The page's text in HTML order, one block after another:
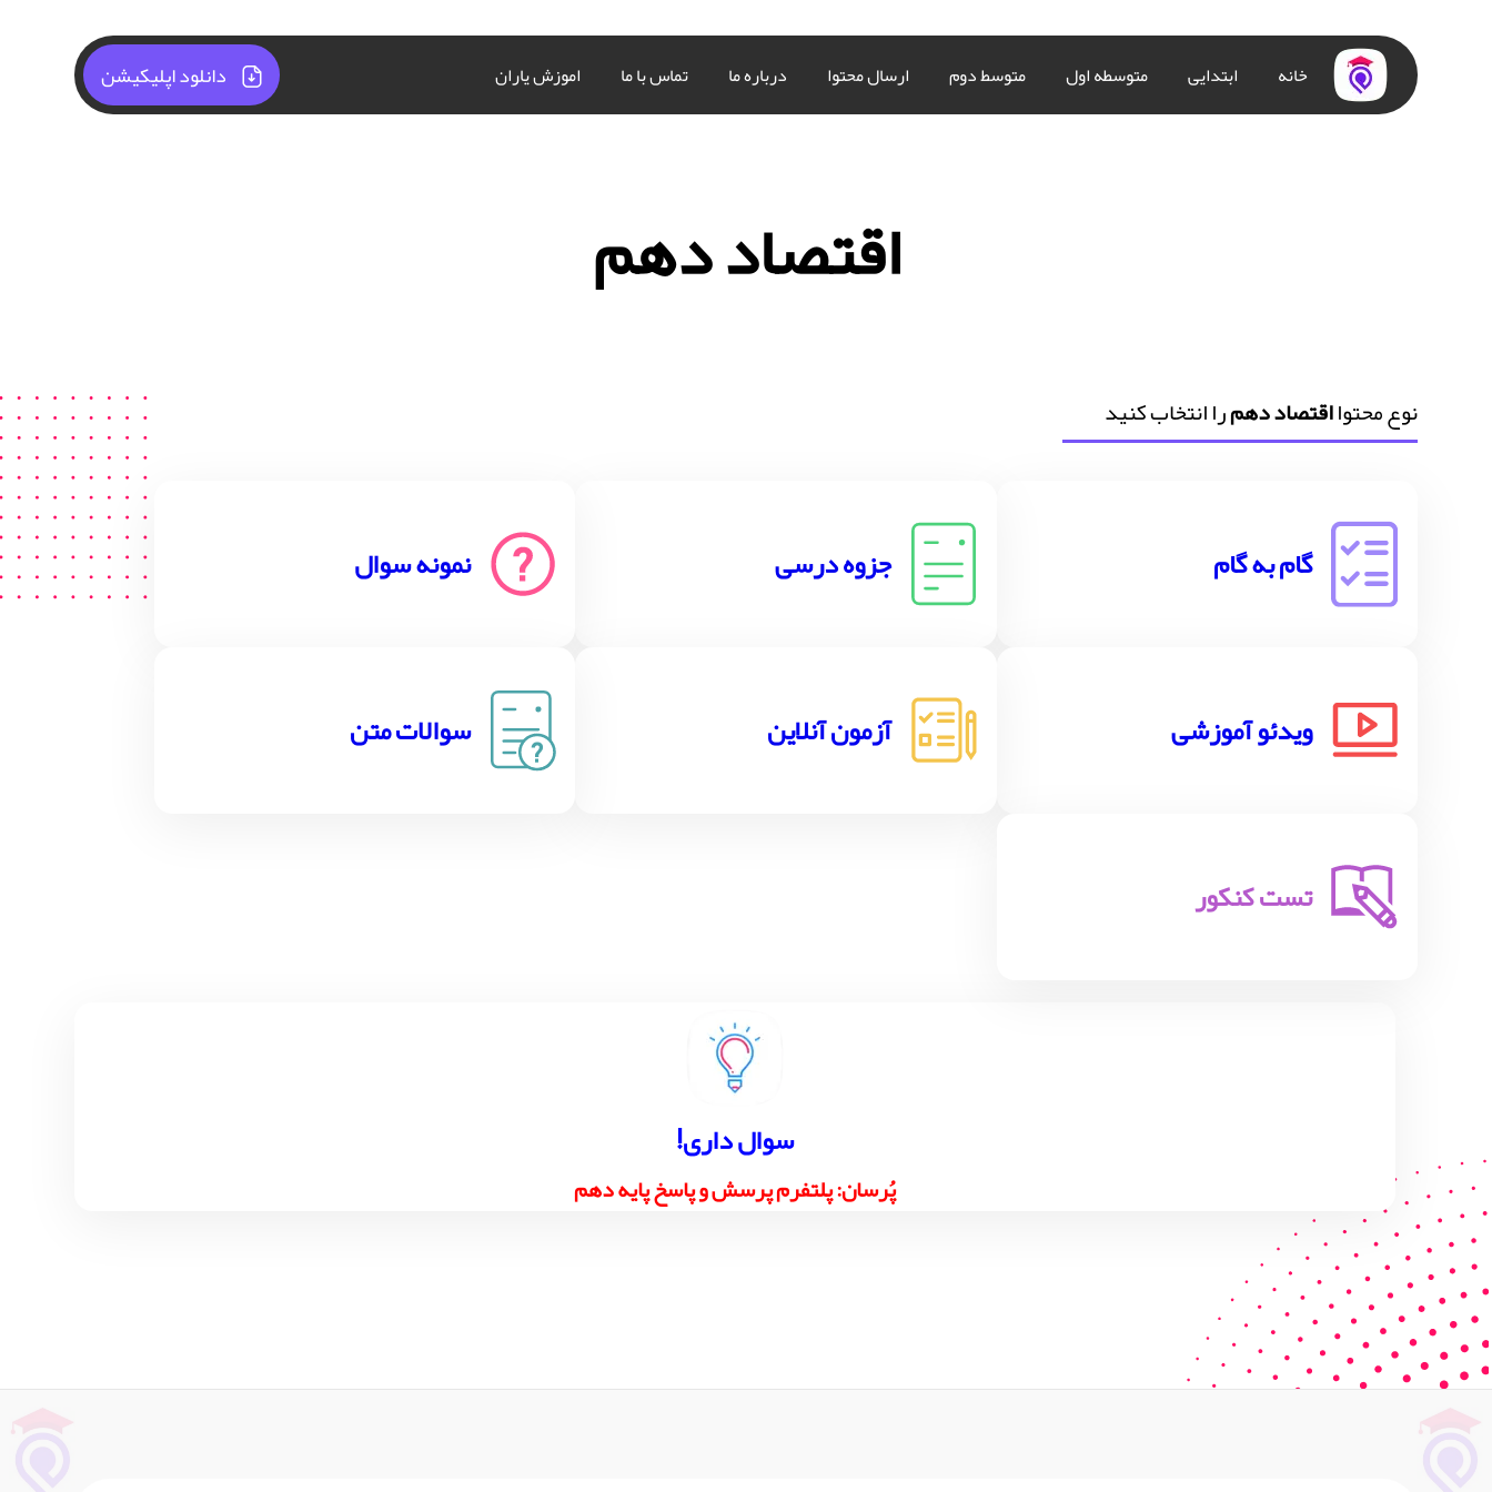
خانه ابتدایی متوسطه اول متوسط دوم ارسال محتوا درباره ما تماس با ما اموزش یاران دانلود اپلیکیشن
اقتصاد دهم
نوع محتوااقتصاد دهمرا انتخاب کنید
گام به گام جزوه درسی نمونه سوال
ویدئو آموزشی آزمون آنلاین سوالات متن
تست کنکور
!سوال داری
پُرسان: پلتفرم پرسش و پاسخ پایه دهم